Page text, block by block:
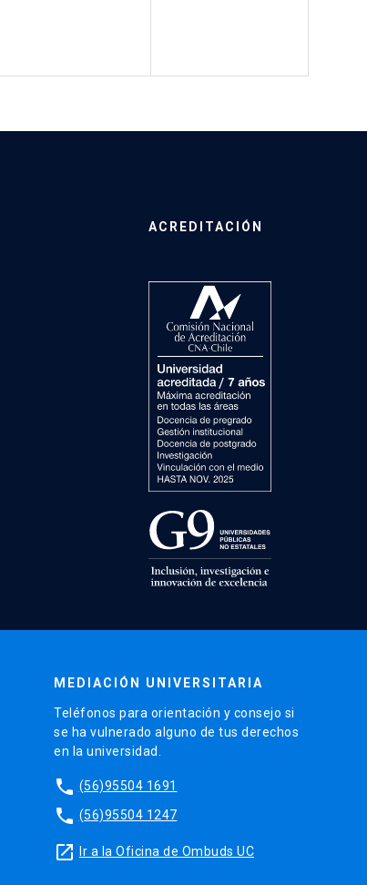
ACREDITACIÓN
MEDIACIÓN UNIVERSITARIA
Teléfonos para orientación y consejo si
se ha vulnerado alguno de tus derechos
en la universidad.
phone (56)95504 1691
phone (56)95504 1247
launch Ir a la Oficina de Ombuds UC